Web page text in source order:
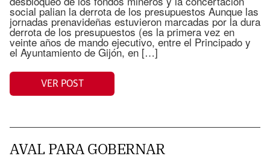
social palian la derrota de los presupuestos Aunque las
jornadas prenavideñas estuvieron marcadas por la dura
derrota de los presupuestos (es la primera vez en
veinte años de mando ejecutivo, entre el Principado y
el Ayuntamiento de Gijón, en […]
VER POST
AVAL PARA GOBERNAR